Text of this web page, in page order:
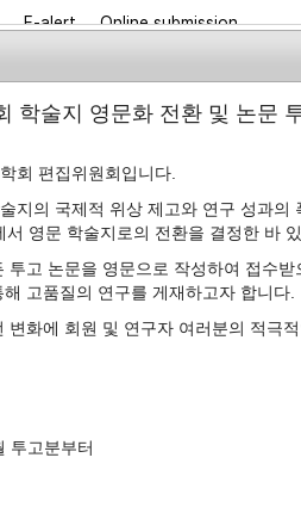
E-alert Online submission
Journal info
Chamara Chathuranga
학술지 영문화 전환 및 논문
회 편집위원회입니다.
지의 국제적 위상 제고와 연구 성과의
영문 학술지로의 전환을 결정한 바
투고 논문을 영문으로 작성하여 접수받
고품질의 연구를 게재하고자 합니다.
변화에 회원 및 연구자 여러분의 적극
투고분부터